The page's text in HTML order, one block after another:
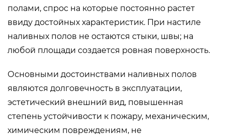
полами, спрос на которые постоянно растет
ввиду достойных характеристик. При настиле
наливных полов не остаются стыки, швы; на
любой площади создается ровная поверхность.
Основными достоинствами наливных полов
являются долговечность в эксплуатации,
эстетический внешний вид, повышенная
степень устойчивости к пожару, механическим,
химическим повреждениям, не